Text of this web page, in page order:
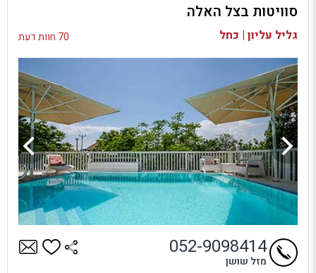
בדיקת זמינות ומחירים
סוויטות בצל האלה
גליל עליון | כחל 70 חוות דעת
052-9098414
מזל שושן